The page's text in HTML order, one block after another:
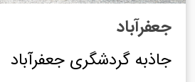
جعفرآباد
جاذبه گردشگری جعفرآباد